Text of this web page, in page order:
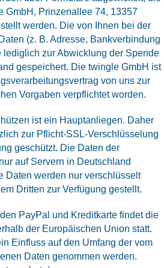
GmbH, Prinzenallee 74, 13357
werden. Die von Ihnen bei der
(z. B. Adresse, Bankverbindung
lediglich zur Abwicklung der Spende
gespeichert. Die twingle GmbH ist
von uns zur
Vorgaben verpflichtet worden.
ist ein Hauptanliegen. Daher
zur Pflicht-SSL-Verschlüsselung
geschützt. Die Daten der
auf Servern in Deutschland
Daten werden nur verschlüsselt
Dritten zur Verfügung gestellt.
PayPal und Kreditkarte findet die
der Europäischen Union statt.
Einfluss auf den Umfang der vom
Daten genommen werden.